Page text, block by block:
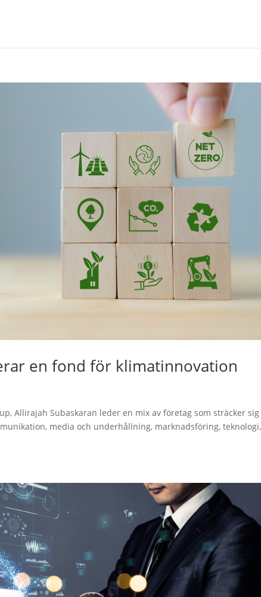
en fond för klimatinnovation
Allirajah Subaskaran leder en mix av företag som sträcker sig
media och underhållning, marknadsföring, teknologi,